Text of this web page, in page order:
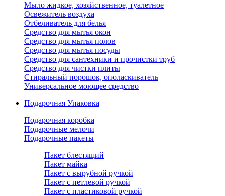
Мыло жидкое, хозяйственное, туалетное
Освежитель воздуха
Отбеливатель для белья
Средство для мытья окон
Средство для мытья полов
Средство для мытья посуды
Средство для сантехники и прочистки труб
Средство для чистки плиты
Стиральный порошок, ополаскиватель
Универсальное моющее средство
Подарочная Упаковка
Подарочная коробка
Подарочные мелочи
Подарочные пакеты
Пакет блестящий
Пакет майка
Пакет с вырубной ручкой
Пакет с петлевой ручкой
Пакет с пластиковой ручкой